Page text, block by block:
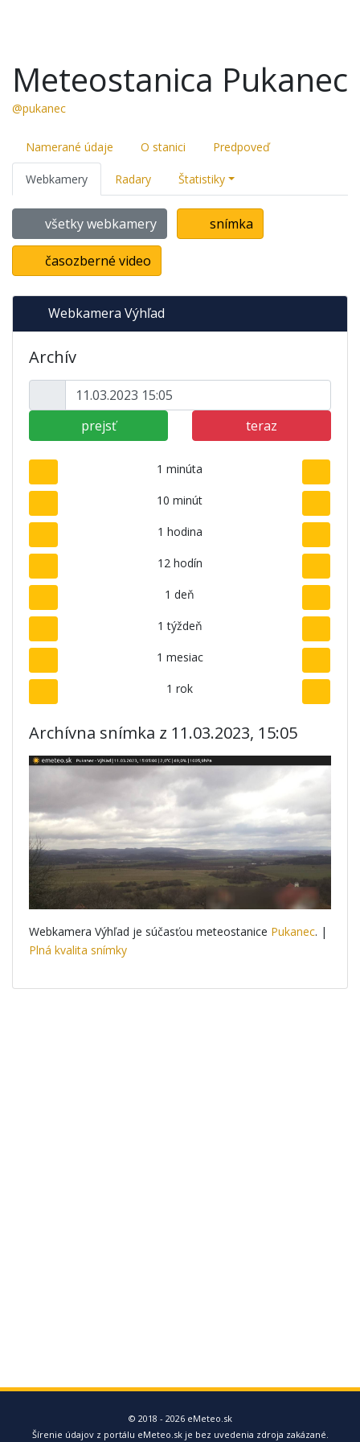
Meteostanica Pukanec
@pukanec
Namerané údaje O stanici Predpoveď
Webkamery Radary Štatistiky
všetky webkamery snímka
časozberné video
Webkamera Výhľad
Archív
prejsť teraz
1 minúta
10 minút
1 hodina
12 hodín
1 deň
1 týždeň
1 mesiac
1 rok
Archívna snímka z 11.03.2023, 15:05
Webkamera Výhľad je súčasťou meteostanice Pukanec. |
Plná kvalita snímky
© 2018 - 2026 eMeteo.sk
Šírenie údajov z portálu eMeteo.sk je bez uvedenia zdroja zakázané.